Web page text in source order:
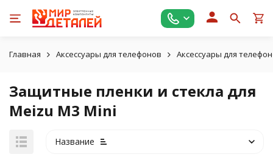
Главная Аксессуары для телефонов Аксессуары для
Защитные пленки и стекла для
Meizu M3 Mini
Название